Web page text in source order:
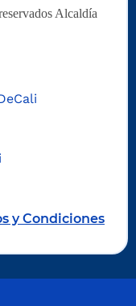
Alcaldía
y Condiciones